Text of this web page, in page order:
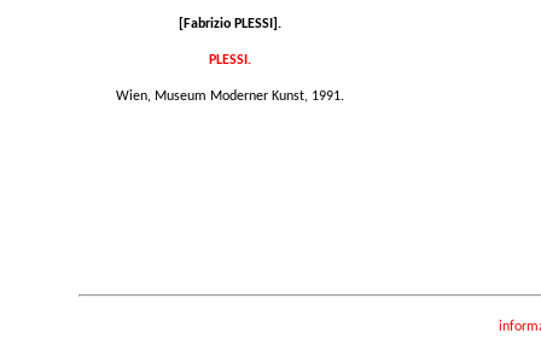
[Fabrizio PLESSI].
PLESSI.
Wien, Museum Moderner Kunst, 1991.